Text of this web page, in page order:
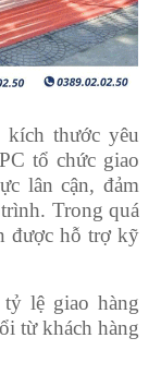
thước yêu
tổ chức giao
lân cận, đảm
Trong quá
được hỗ trợ kỹ
lệ giao hàng
từ khách hàng